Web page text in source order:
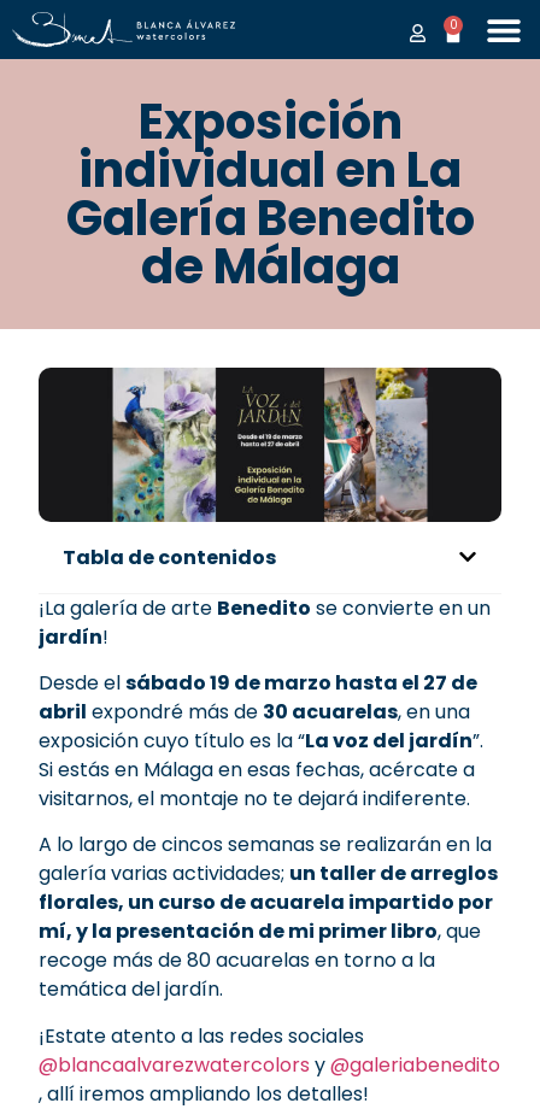
0
Exposición
individual en La
Galería Benedito
de Málaga
Tabla de contenidos
¡La galería de arte Benedito se convierte en un
jardín!
Desde elsábado 19 de marzo hasta el 27 de
abril expondré más de 30 acuarelas, en una
exposición cuyo título es la “La voz del jardín”.
Si estás en Málaga en esas fechas, acércate a
visitarnos, el montaje no te dejará indiferente.
A lo largo de cincos semanas se realizarán en la
galería varias actividades; un taller de arreglos
florales, un curso de acuarela impartido por
mí, y la presentación de mi primer libro, que
recoge más de 80 acuarelas en torno a la
temática del jardín.
¡Estate atento a las redes sociales
@blancaalvarezwatercolors y@galeriabenedito
, allí iremos ampliando los detalles!